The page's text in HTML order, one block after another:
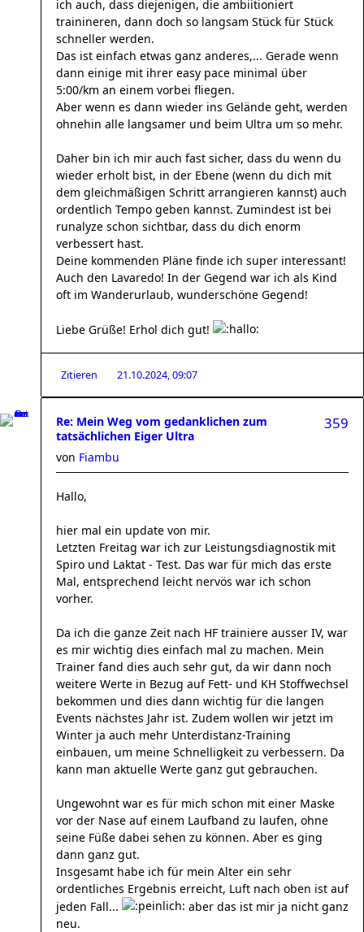
ich auch, dass diejenigen, die ambiitioniert
trainineren, dann doch so langsam Stück für Stück
schneller werden.
Das ist einfach etwas ganz anderes,... Gerade wenn
dann einige mit ihrer easy pace minimal über
5:00/km an einem vorbei fliegen.
Aber wenn es dann wieder ins Gelände geht, werden
ohnehin alle langsamer und beim Ultra um so mehr.
Daher bin ich mir auch fast sicher, dass du wenn du
wieder erholt bist, in der Ebene (wenn du dich mit
dem gleichmäßigen Schritt arrangieren kannst) auch
ordentlich Tempo geben kannst. Zumindest ist bei
runalyze schon sichtbar, dass du dich enorm
verbessert hast.
Deine kommenden Pläne finde ich super interessant!
Auch den Lavaredo! In der Gegend war ich als Kind
oft im Wanderurlaub, wunderschöne Gegend!
Liebe Grüße! Erhol dich gut!
Zitieren 21.10.2024, 09:07
Re: Mein Weg vom gedanklichen zum
tatsächlichen Eiger Ultra
359
von Fiambu
Hallo,
hier mal ein update von mir.
Letzten Freitag war ich zur Leistungsdiagnostik mit
Spiro und Laktat - Test. Das war für mich das erste
Mal, entsprechend leicht nervös war ich schon
vorher.
Da ich die ganze Zeit nach HF trainiere ausser IV, war
es mir wichtig dies einfach mal zu machen. Mein
Trainer fand dies auch sehr gut, da wir dann noch
weitere Werte in Bezug auf Fett- und KH Stoffwechsel
bekommen und dies dann wichtig für die langen
Events nächstes Jahr ist. Zudem wollen wir jetzt im
Winter ja auch mehr Unterdistanz-Training
einbauen, um meine Schnelligkeit zu verbessern. Da
kann man aktuelle Werte ganz gut gebrauchen.
Ungewohnt war es für mich schon mit einer Maske
vor der Nase auf einem Laufband zu laufen, ohne
seine Füße dabei sehen zu können. Aber es ging
dann ganz gut.
Insgesamt habe ich für mein Alter ein sehr
ordentliches Ergebnis erreicht, Luft nach oben ist auf
jeden Fall...
aber das ist mir ja nicht ganz
neu.